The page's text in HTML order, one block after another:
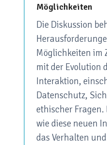
Möglichkeiten
Die Diskussion
Möglichkeiten im
mit der Evolution
Interaktion,
Datenschutz,
ethischer Fragen.
wie diese neuen
das Verhalten